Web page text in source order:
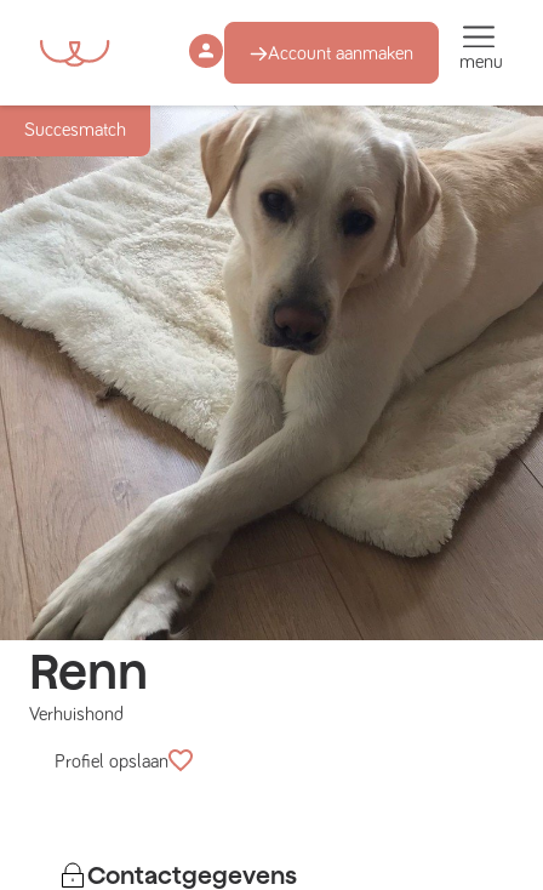
Account aanmaken menu
Succesmatch
Renn
Verhuishond
Profiel opslaan
Contactgegevens